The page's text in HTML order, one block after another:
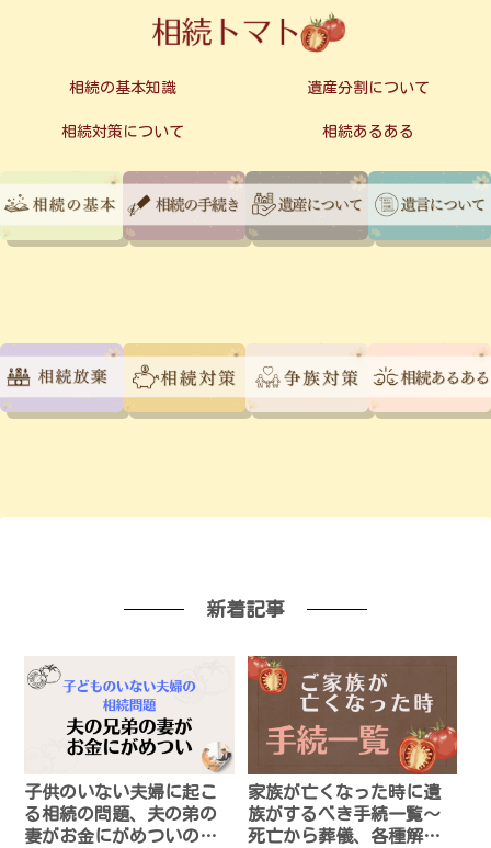
相続の基本知識 遺産分割について
相続対策について 相続あるある
新着記事
子供のいない夫婦に起こ
る相続の問題、夫の弟の
妻がお金にがめついの
家族が亡くなった時に遺
族がするべき手続一覧～
死亡から葬儀、各種解約